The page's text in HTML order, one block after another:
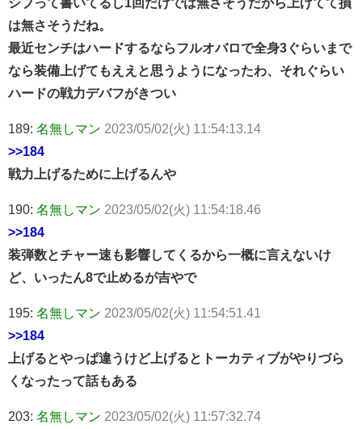
は無さそうだね。
最近センチはハードするならフルオバロで全身3ぐらいまで
なら装備上げてもええと思うようになったわ、それぐらい
ハードの戦力デバフがきつい
189: 名無しマン 2023/05/02(火) 11:54:13.14
>>184
戦力上げるために上げるんや
190: 名無しマン 2023/05/02(火) 11:54:18.46
>>184
装弾数とチャー速も影響してくるから一概に言えないけ
ど、いったん8で止めるが吉やで
195: 名無しマン 2023/05/02(火) 11:54:51.41
>>184
上げるとやっぱ違うけど上げるとトーカティブがやりづら
くなったって話もある
203: 名無しマン 2023/05/02(火) 11:57:32.74